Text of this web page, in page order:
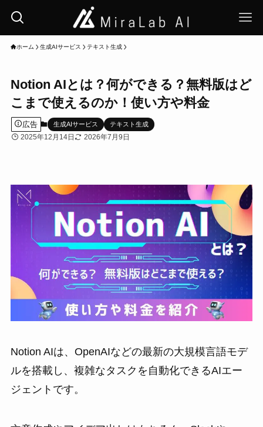
ホーム 生成AIサービス テキスト生成
Notion AIとは？何ができる？無料版はど
こまで使えるのか！使い方や料金
広告 生成AIサービス テキスト生成
2025年12月14日 2026年7月9日
Notion AIは、OpenAIなどの最新の大規模言語モデ
ルを搭載し、複雑なタスクを自動化できるAIエー
ジェントです。